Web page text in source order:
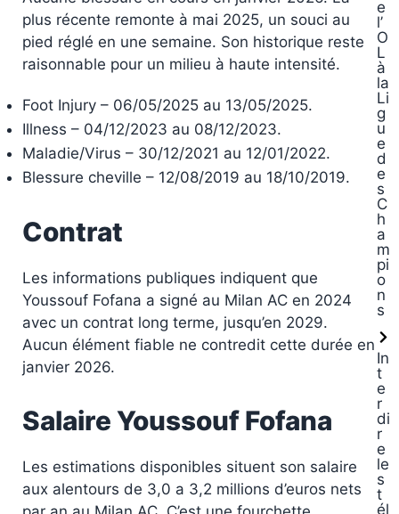
plus récente remonte à mai 2025, un souci au
pied réglé en une semaine. Son historique reste
raisonnable pour un milieu à haute intensité.
Foot Injury – 06/05/2025 au 13/05/2025.
Illness – 04/12/2023 au 08/12/2023.
Maladie/Virus – 30/12/2021 au 12/01/2022.
Blessure cheville – 12/08/2019 au 18/10/2019.
Contrat
Les informations publiques indiquent que
Youssouf Fofana a signé au Milan AC en 2024
avec un contrat long terme, jusqu’en 2029.
Aucun élément fiable ne contredit cette durée en
janvier 2026.
Salaire Youssouf Fofana
Les estimations disponibles situent son salaire
aux alentours de 3,0 a 3,2 millions d’euros nets
e
l’
O
L
à
la
Li
g
u
e
d
e
s
C
h
a
m
pi
o
n
s
In
t
e
r
di
r
e
le
s
t
él